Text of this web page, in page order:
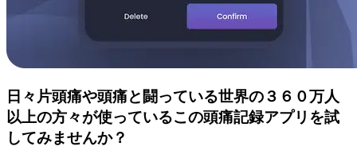
日々片頭痛や頭痛と闘っている世界の３６０万人
以上の方々が使っているこの頭痛記録アプリを試
してみませんか？